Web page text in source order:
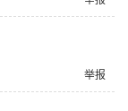
举报